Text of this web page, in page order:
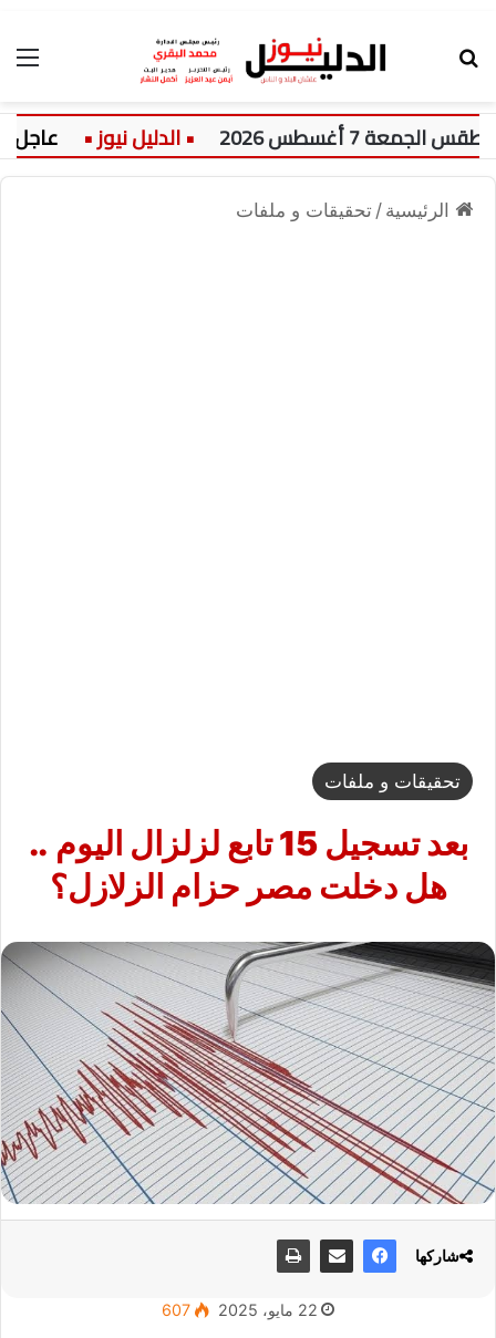
7 أغسطس 2026 عاجل:
الرئيسية / تحقيقات و ملفات
تحقيقات و ملفات
بعد تسجيل 15 تابع لزلزال اليوم ..
هل دخلت مصر حزام الزلازل؟
22 مايو، 2025 607
شاركها